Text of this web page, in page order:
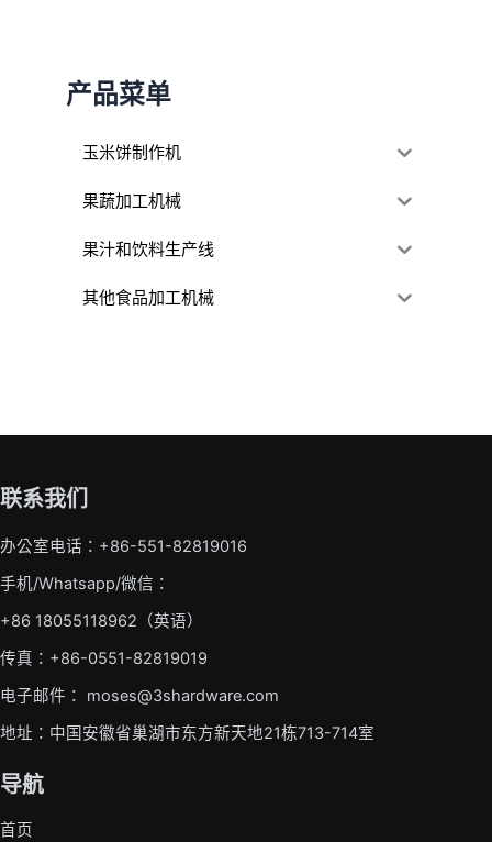
产品菜单
玉米饼制作机
果蔬加工机械
果汁和饮料生产线
其他食品加工机械
联系我们
办公室电话：+86-551-82819016
手机/Whatsapp/微信：
+86 18055118962（英语）
传真：+86-0551-82819019
电子邮件： moses@3shardware.com
地址：中国安徽省巢湖市东方新天地21栋713-714室
导航
首页